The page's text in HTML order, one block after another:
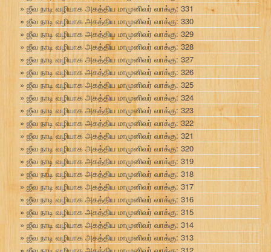
ஜீவ நாடி வழியாக அகத்திய மாமுனிவர் வாக்கு: 331
ஜீவ நாடி வழியாக அகத்திய மாமுனிவர் வாக்கு: 330
ஜீவ நாடி வழியாக அகத்திய மாமுனிவர் வாக்கு: 329
ஜீவ நாடி வழியாக அகத்திய மாமுனிவர் வாக்கு: 328
ஜீவ நாடி வழியாக அகத்திய மாமுனிவர் வாக்கு: 327
ஜீவ நாடி வழியாக அகத்திய மாமுனிவர் வாக்கு: 326
ஜீவ நாடி வழியாக அகத்திய மாமுனிவர் வாக்கு: 325
ஜீவ நாடி வழியாக அகத்திய மாமுனிவர் வாக்கு: 324
ஜீவ நாடி வழியாக அகத்திய மாமுனிவர் வாக்கு: 323
ஜீவ நாடி வழியாக அகத்திய மாமுனிவர் வாக்கு: 322
ஜீவ நாடி வழியாக அகத்திய மாமுனிவர் வாக்கு: 321
ஜீவ நாடி வழியாக அகத்திய மாமுனிவர் வாக்கு: 320
ஜீவ நாடி வழியாக அகத்திய மாமுனிவர் வாக்கு: 319
ஜீவ நாடி வழியாக அகத்திய மாமுனிவர் வாக்கு: 318
ஜீவ நாடி வழியாக அகத்திய மாமுனிவர் வாக்கு: 317
ஜீவ நாடி வழியாக அகத்திய மாமுனிவர் வாக்கு: 316
ஜீவ நாடி வழியாக அகத்திய மாமுனிவர் வாக்கு: 315
ஜீவ நாடி வழியாக அகத்திய மாமுனிவர் வாக்கு: 314
ஜீவ நாடி வழியாக அகத்திய மாமுனிவர் வாக்கு: 313